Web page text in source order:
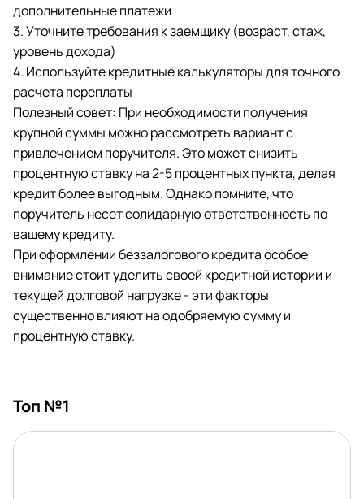
дополнительные платежи
3. Уточните требования к заемщику (возраст, стаж,
уровень дохода)
4. Используйте кредитные калькуляторы для точного
расчета переплаты
Полезный совет: При необходимости получения
крупной суммы можно рассмотреть вариант с
привлечением поручителя. Это может снизить
процентную ставку на 2-5 процентных пункта, делая
кредит более выгодным. Однако помните, что
поручитель несет солидарную ответственность по
вашему кредиту.
При оформлении беззалогового кредита особое
внимание стоит уделить своей кредитной истории и
текущей долговой нагрузке - эти факторы
существенно влияют на одобряемую сумму и
процентную ставку.
Топ №1